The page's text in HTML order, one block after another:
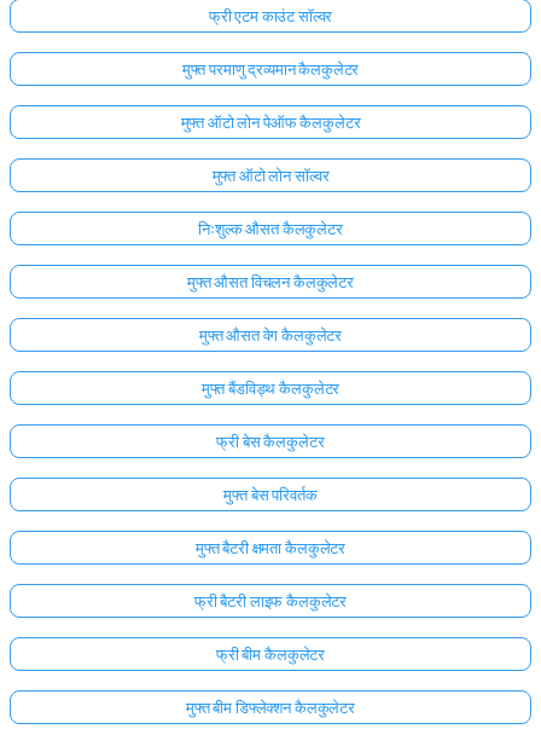
फ्री एटम काउंट सॉल्वर
मुफ्त परमाणु द्रव्यमान कैलकुलेटर
मुफ्त ऑटो लोन पेऑफ कैलकुलेटर
मुफ्त ऑटो लोन सॉल्वर
निःशुल्क औसत कैलकुलेटर
मुफ्त औसत विचलन कैलकुलेटर
मुफ्त औसत वेग कैलकुलेटर
मुफ्त बैंडविड्थ कैलकुलेटर
फ्री बेस कैलकुलेटर
मुफ्त बेस परिवर्तक
मुफ्त बैटरी क्षमता कैलकुलेटर
फ्री बैटरी लाइफ कैलकुलेटर
फ्री बीम कैलकुलेटर
मुफ्त बीम डिफ्लेक्शन कैलकुलेटर